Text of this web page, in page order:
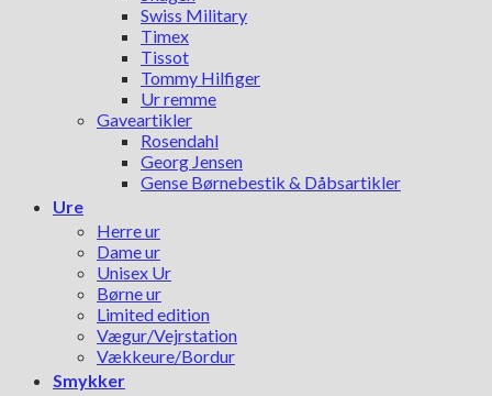
Swiss Military
Timex
Tissot
Tommy Hilfiger
Ur remme
Gaveartikler
Rosendahl
Georg Jensen
Gense Børnebestik & Dåbsartikler
Ure
Herre ur
Dame ur
Unisex Ur
Børne ur
Limited edition
Vægur/Vejrstation
Vækkeure/Bordur
Smykker